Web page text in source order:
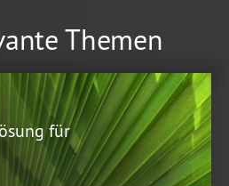
Themen
für